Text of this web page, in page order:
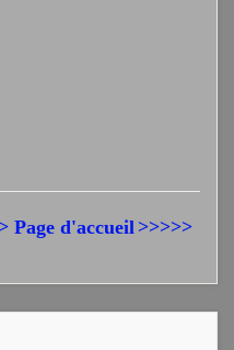
Page d'accueil >>>>>